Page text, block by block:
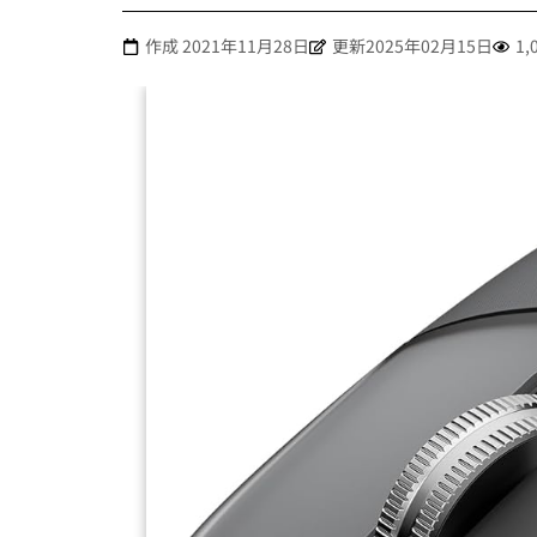
作成2021年11月28日 更新2025年02月15日